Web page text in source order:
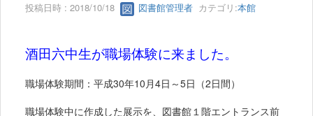
投稿日時 : 2018/10/18 図書館管理者 カテゴリ:本館
酒田六中生が職場体験に来ました。
職場体験期間：平成30年10月4日～5日（2日間）
職場体験中に作成した展示を、図書館１階エントランス前